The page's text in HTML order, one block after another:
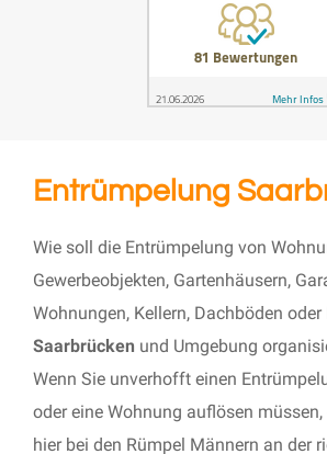
Entrümpelung
Wie soll die Entrümpelung von
Gewerbeobjekten, Gartenhäusern,
Wohnungen, Kellern, Dachböden oder
Saarbrücken und Umgebung
Wenn Sie unverhofft einen
oder eine Wohnung auflösen
hier bei den Rümpel Männern an der